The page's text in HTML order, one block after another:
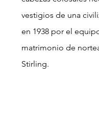
vestigios de una
en 1938 por el
matrimonio de
Stirling.